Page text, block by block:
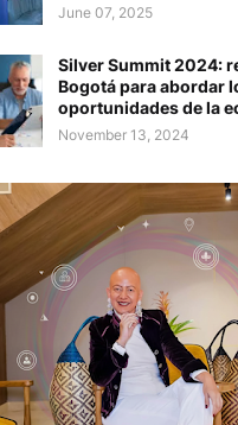
June 07, 2025
Silver Summit 2024:
Bogotá para abordar
oportunidades de la
November 13, 2024